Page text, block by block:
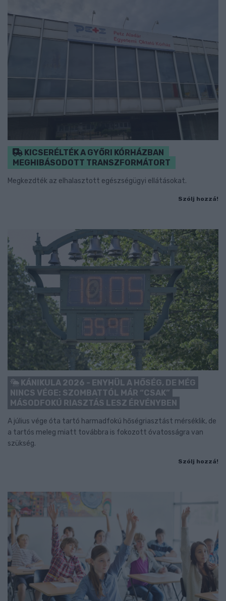
KICSERÉLTÉK A GYŐRI KÓRHÁZBAN
MEGHIBÁSODOTT TRANSZFORMÁTORT
Megkezdték az elhalasztott egészségügyi ellátásokat.
Szólj hozzá!
KÁNIKULA 2026 - ENYHÜL A HŐSÉG, DE MÉG
NINCS VÉGE: SZOMBATTÓL MÁR “CSAK”
MÁSODFOKÚ RIASZTÁS LESZ ÉRVÉNYBEN
A július vége óta tartó harmadfokú hőségriasztást mérséklik, de
a tartós meleg miatt továbbra is fokozott óvatosságra van
szükség.
Szólj hozzá!